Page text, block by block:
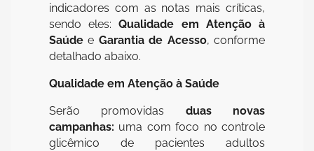
indicadores com as notas mais críticas,
sendo eles:Qualidade em Atenção à
Saúde e Garantia de Acesso, conforme
detalhado abaixo.
Qualidade em Atenção à Saúde
Serão promovidas duas novas
campanhas: uma com foco no controle
glicêmico de pacientes adultos